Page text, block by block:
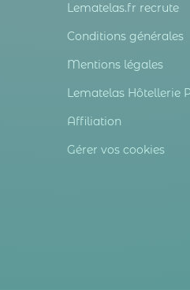
Lematelas.fr recrute
Conditions générales
Mentions légales
Lematelas Hôtellerie
Affiliation
Gérer vos cookies